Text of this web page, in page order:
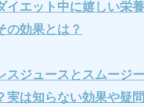
イエット中に嬉しい栄
の効果とは？
スジュースとスムージ
実は知らない効果や疑